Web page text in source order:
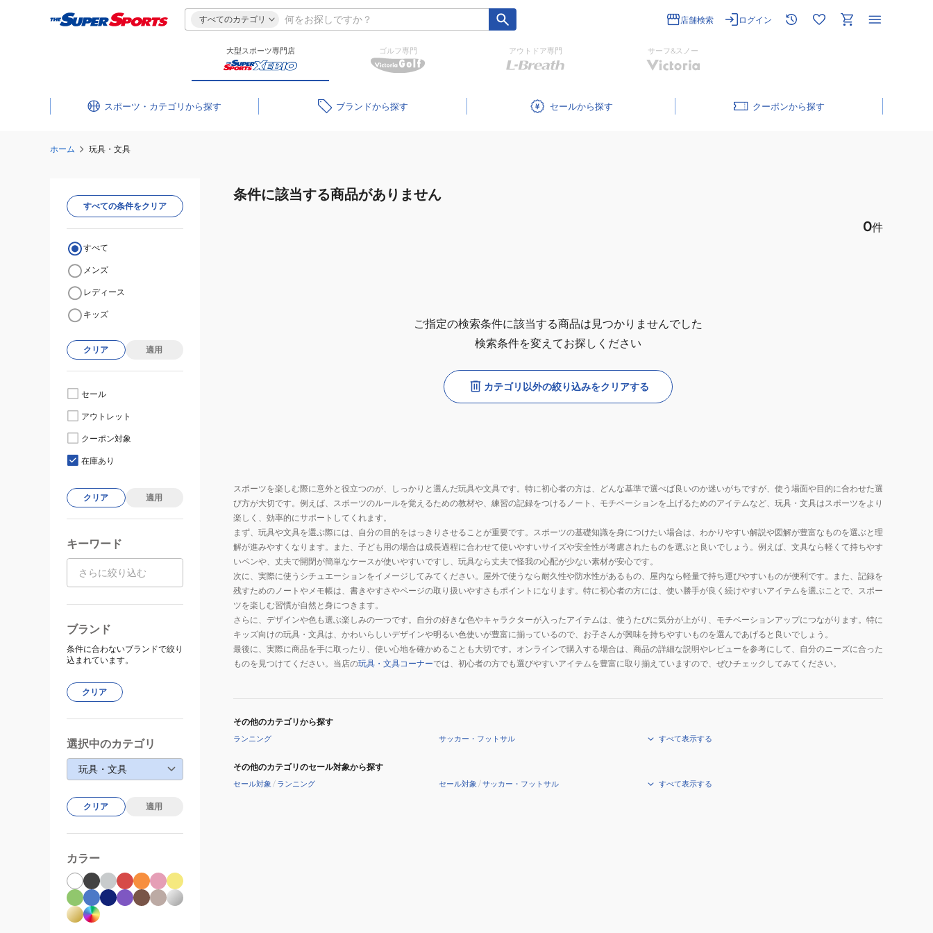
すべてのカテゴリ 店舗検索 ログイン
大型スポーツ専門店 ゴルフ専門 アウトドア専門 サーフ&スノー
スポーツ・カテゴリ ブランド セール クーポン
ホーム 玩具・文具
条件に該当する商品がありません
0件
ご指定の検索条件に該当する商品は見つかりませんでした
検索条件を変えてお探しください
カテゴリ以外の絞り込みをクリアする
スポーツを楽しむ際に意外と役立つのが、しっかりと選んだ玩具や文具です。特に初心者の方は、どんな基準で選べば良いのか迷いがちですが、使う場面や目的に合わせた選
び方が大切です。例えば、スポーツのルールを覚えるための教材や、練習の記録をつけるノート、モチベーションを上げるためのアイテムなど、玩具・文具はスポーツをより
楽しく、効率的にサポートしてくれます。
まず、玩具や文具を選ぶ際には、自分の目的をはっきりさせることが重要です。スポーツの基礎知識を身につけたい場合は、わかりやすい解説や図解が豊富なものを選ぶと理
解が進みやすくなります。また、子ども用の場合は成長過程に合わせて使いやすいサイズや安全性が考慮されたものを選ぶと良いでしょう。例えば、文具なら軽くて持ちやす
いペンや、丈夫で開閉が簡単なケースが使いやすいですし、玩具なら丈夫で怪我の心配が少ない素材が安心です。
次に、実際に使うシチュエーションをイメージしてみてください。屋外で使うなら耐久性や防水性があるもの、屋内なら軽量で持ち運びやすいものが便利です。また、記録を
残すためのノートやメモ帳は、書きやすさやページの取り扱いやすさもポイントになります。特に初心者の方には、使い勝手が良く続けやすいアイテムを選ぶことで、スポー
ツを楽しむ習慣が自然と身につきます。
さらに、デザインや色も選ぶ楽しみの一つです。自分の好きな色やキャラクターが入ったアイテムは、使うたびに気分が上がり、モチベーションアップにつながります。特に
キッズ向けの玩具・文具は、かわいらしいデザインや明るい色使いが豊富に揃っているので、お子さんが興味を持ちやすいものを選んであげると良いでしょう。
最後に、実際に商品を手に取ったり、使い心地を確かめることも大切です。オンラインで購入する場合は、商品の詳細な説明やレビューを参考にして、自分のニーズに合った
ものを見つけてください。当店の玩具・文具コーナーでは、初心者の方でも選びやすいアイテムを豊富に取り揃えていますので、ぜひチェックしてみてください。
その他のカテゴリから探す
ランニング サッカー・フットサル すべて表示する
その他のカテゴリのセール対象から探す
セール対象 / ランニング セール対象 /サッカー・フットサル すべて表示する
すべての条件をクリア
すべて
メンズ
レディース
キッズ
クリア 適用
セール
アウトレット
クーポン対象
在庫あり
クリア 適用
キーワード
ブランド
条件に合わないブランドで絞り
込まれています。
クリア
選択中のカテゴリ
玩具・文具
クリア 適用
カラー